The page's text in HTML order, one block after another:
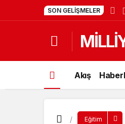
SON GELIŞMELER
Akış
Eğitim